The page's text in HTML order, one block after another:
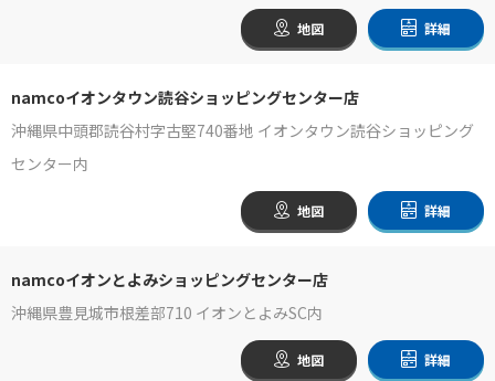
地図 詳細
namcoイオンタウン読谷ショッピングセンター店
沖縄県中頭郡読谷村字古堅740番地 イオンタウン読谷ショッピング
センター内
地図 詳細
namcoイオンとよみショッピングセンター店
沖縄県豊見城市根差部710 イオンとよみSC内
地図 詳細